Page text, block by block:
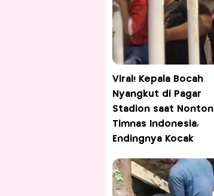
Viral! Kepala Bocah
Nyangkut di Pagar
Stadion saat Nonton
Timnas Indonesia,
Endingnya Kocak